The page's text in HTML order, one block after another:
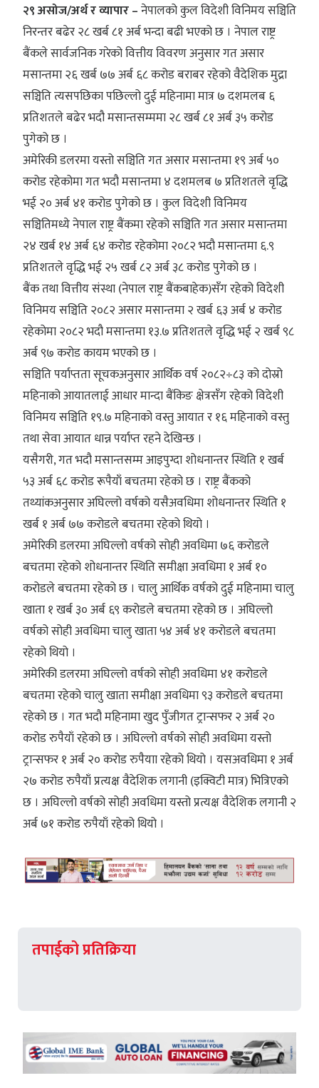
२९ असोज/अर्थ र व्यापार –नेपालको कुल विदेशी विनिमय सञ्चिति
निरन्तर बढेर २८ खर्ब ८१ अर्ब भन्दा बढी भएको छ । नेपाल राष्ट्र
बैंकले सार्वजनिक गरेको वित्तीय विवरण अनुसार गत असार
मसान्तमा २६ खर्ब ७७ अर्ब ६८ करोड बराबर रहेको वैदेशिक मुद्रा
सञ्चिति त्यसपछिका पछिल्लो दुई महिनामा मात्र ७ दशमलब ६
प्रतिशतले बढेर भदौ मसान्तसम्ममा २८ खर्ब ८१ अर्ब ३५ करोड
पुगेको छ ।
अमेरिकी डलरमा यस्तो सञ्चिति गत असार मसान्तमा १९ अर्ब ५०
करोड रहेकोमा गत भदौ मसान्तमा ४ दशमलब ७ प्रतिशतले वृद्धि
भई २० अर्ब ४१ करोड पुगेको छ । कुल विदेशी विनिमय
सञ्चितिमध्ये नेपाल राष्ट्र बैंकमा रहेको सञ्चिति गत असार मसान्तमा
२४ खर्ब १४ अर्ब ६४ करोड रहेकोमा २०८२ भदौ मसान्तमा ६.९
प्रतिशतले वृद्धि भई २५ खर्ब ८२ अर्ब ३८ करोड पुगेको छ ।
बैंक तथा वित्तीय संस्था (नेपाल राष्ट्र बैंकबाहेक)सँग रहेको विदेशी
विनिमय सञ्चिति २०८२ असार मसान्तमा २ खर्ब ६३ अर्ब ४ करोड
रहेकोमा २०८२ भदौ मसान्तमा १३.७ प्रतिशतले वृद्धि भई २ खर्ब ९८
अर्ब ९७ करोड कायम भएको छ ।
सञ्चिति पर्याप्तता सूचकअनुसार आर्थिक वर्ष २०८२÷८३ को दोस्रो
महिनाको आयातलाई आधार मान्दा बैंकिङ क्षेत्रसँग रहेको विदेशी
विनिमय सञ्चिति १९.७ महिनाको वस्तु आयात र १६ महिनाको वस्तु
तथा सेवा आयात धान्न पर्याप्त रहने देखिन्छ ।
यसैगरी, गत भदौ मसान्तसम्म आइपुग्दा शोधनान्तर स्थिति १ खर्ब
५३ अर्ब ६८ करोड रूपैयाँ बचतमा रहेको छ । राष्ट्र बैंकको
तथ्यांकअनुसार अघिल्लो वर्षको यसैअवधिमा शोधनान्तर स्थिति १
खर्ब १ अर्ब ७७ करोडले बचतमा रहेको थियो ।
अमेरिकी डलरमा अघिल्लो वर्षको सोही अवधिमा ७६ करोडले
बचतमा रहेको शोधनान्तर स्थिति समीक्षा अवधिमा १ अर्ब १०
करोडले बचतमा रहेको छ । चालु आर्थिक वर्षको दुई महिनामा चालु
खाता १ खर्ब ३० अर्ब ६९ करोडले बचतमा रहेको छ । अघिल्लो
वर्षको सोही अवधिमा चालु खाता ५४ अर्ब ४१ करोडले बचतमा
रहेको थियो ।
अमेरिकी डलरमा अघिल्लो वर्षको सोही अवधिमा ४१ करोडले
बचतमा रहेको चालु खाता समीक्षा अवधिमा ९३ करोडले बचतमा
रहेको छ । गत भदौ महिनामा खुद पुँजीगत ट्रान्सफर २ अर्ब २०
करोड रुपैयाँ रहेको छ । अघिल्लो वर्षको सोही अवधिमा यस्तो
ट्रान्सफर १ अर्ब २० करोड रुपैयाा रहेको थियो । यसअवधिमा १ अर्ब
२७ करोड रुपैयाँ प्रत्यक्ष वैदेशिक लगानी (इक्विटी मात्र) भित्रिएको
छ । अघिल्लो वर्षको सोही अवधिमा यस्तो प्रत्यक्ष वैदेशिक लगानी २
अर्ब ७१ करोड रुपैयाँ रहेको थियो ।
तपाईको प्रतिक्रिया